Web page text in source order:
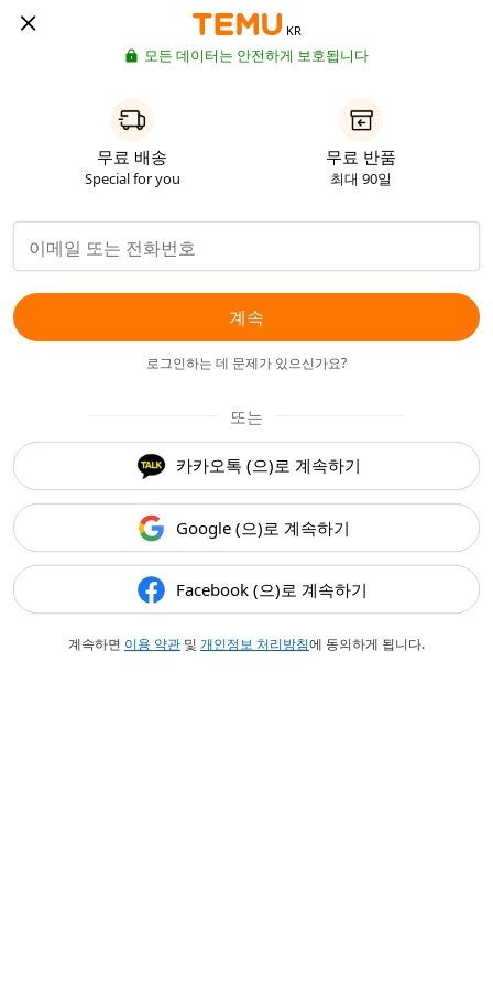
KR
모든 데이터는 안전하게 보호됩니다
무료 배송
Special for you
무료 반품
최대 90일
계속
로그인하는 데 문제가 있으신가요?
또는
카카오톡 (으)로 계속하기
Google (으)로 계속하기
Facebook (으)로 계속하기
계속하면 이용 약관 및 개인정보 처리방침에 동의하게 됩니다.